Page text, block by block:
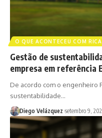
O QUE ACONTECEU COM
Gestão de
empresa em referência
De acordo com o engenheiro
sustentabilidade…
Diego Velázquez setembro 9,